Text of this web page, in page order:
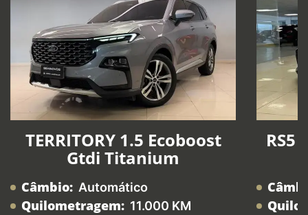
TERRITORY 1.5 Ecoboost
Gtdi Titanium
Câmbio: Automático
Quilometragem: 11.000 KM
RS5